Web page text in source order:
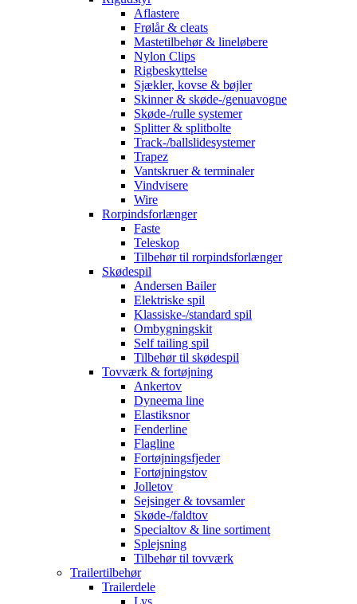
Aflastere
Frølår & cleats
Mastetilbehør & lineløbere
Nylon Clips
Rigbeskyttelse
Sjækler, kovse & bøjler
Skinner & skøde-/genuavogne
Skøde-/rulle systemer
Splitter & splitbolte
Track-/ballslidesystemer
Trapez
Vantskruer & terminaler
Vindvisere
Wire
Rorpindsforlænger
Faste
Teleskop
Tilbehør til rorpindsforlænger
Skødespil
Andersen Bailer
Elektriske spil
Klassiske-/standard spil
Ombygningskit
Self tailing spil
Tilbehør til skødespil
Tovværk & fortøjning
Ankertov
Dyneema line
Elastiksnor
Fenderline
Flagline
Fortøjningsfjeder
Fortøjningstov
Jolletov
Sejsinger & tovsamler
Skøde-/faldtov
Specialtov & line sortiment
Splejsning
Tilbehør til tovværk
Trailertilbehør
Trailerdele